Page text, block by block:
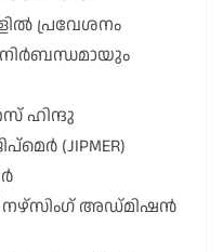
പ്രവേശനം
നിർബന്ധമായും
ഹിന്ദു
(JIPMER)
നഴ്സിംഗ് അഡ്മിഷൻ